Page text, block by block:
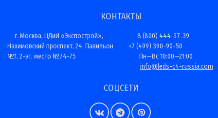
КОНТАКТЫ
г. Москва, ЦДиИ «Экспострой»,
Нахимовский проспект, 24, Павильон
№1, 2-эт, место №74-75
8 (800) 444-37-39
+7 (499) 390-90-50
Пн—Вс 10:00—21:00
info@leds-c4-russia.com
СОЦСЕТИ